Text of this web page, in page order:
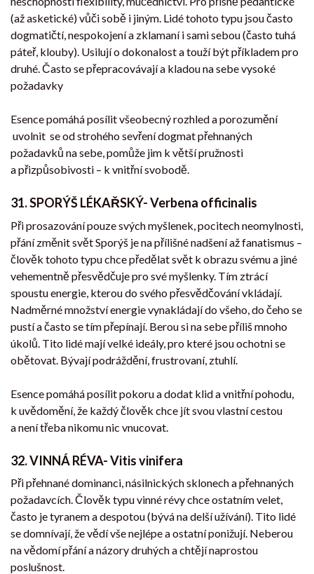
(až asketické) vůči sobě i jiným. Lidé tohoto typu jsou často
dogmatičtí, nespokojení a zklamaní i sami sebou (často tuhá
páteř, klouby). Usilují o dokonalost a touží být příkladem pro
druhé. Často se přepracovávají a kladou na sebe vysoké
požadavky
Esence pomáhá posílit všeobecný rozhled a porozumění
uvolnit se od strohého sevření dogmat přehnaných
požadavků na sebe, pomůže jim k větší pružnosti
a přizpůsobivosti – k vnitřní svobodě.
31. SPORÝŠ LÉKAŘSKÝ- Verbena officinalis
Při prosazování pouze svých myšlenek, pocitech neomylnosti,
přání změnit svět Sporýš je na přílišné nadšení až fanatismus –
člověk tohoto typu chce předělat svět k obrazu svému a jiné
vehementně přesvědčuje pro své myšlenky. Tím ztrácí
spoustu energie, kterou do svého přesvědčování vkládají.
Nadměrné množství energie vynakládají do všeho, do čeho se
pustí a často se tím přepínají. Berou si na sebe příliš mnoho
úkolů. Tito lidé mají velké ideály, pro které jsou ochotni se
obětovat. Bývají podráždění, frustrovaní, ztuhlí.
Esence pomáhá posílit pokoru a dodat klid a vnitřní pohodu,
k uvědomění, že každý člověk chce jít svou vlastní cestou
a není třeba nikomu nic vnucovat.
32. VINNÁ RÉVA- Vitis vinifera
Při přehnané dominanci, násilnických sklonech a přehnaných
požadavcích. Člověk typu vinné révy chce ostatním velet,
často je tyranem a despotou (bývá na delší užívání). Tito lidé
se domnívají, že vědí vše nejlépe a ostatní ponižují. Neberou
na vědomí přání a názory druhých a chtějí naprostou
poslušnost.